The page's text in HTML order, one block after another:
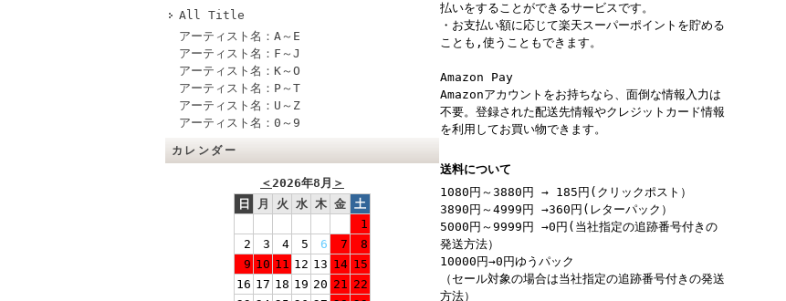
All Title
アーティスト名：A～E
アーティスト名：F～J
アーティスト名：K～O
アーティスト名：P～T
アーティスト名：U～Z
アーティスト名：0～9
カレンダー
＜2026年8月 ＞
日
月 火 水 木 金 土
1
2
3 4 5 6 7
8
9 10 11 12 13 14 15
16 17 18 19 20 21 22
払いをすることができるサービスです。
・お支払い額に応じて楽天スーパーポイントを貯める
ことも,使うこともできます。
Amazon Pay
Amazonアカウントをお持ちなら、面倒な情報入力は
不要。登録された配送先情報やクレジットカード情報
を利用してお買い物できます。
送料について
1080円～3880円 → 185円(クリックポスト）
3890円～4999円 →360円(レターパック）
5000円～9999円 →0円(当社指定の追跡番号付きの
発送方法）
10000円→0円ゆうパック
（セール対象の場合は当社指定の追跡番号付きの発送
方法）